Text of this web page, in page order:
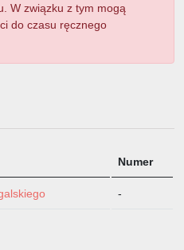
W związku z tym mogą
do czasu ręcznego
Numer
-